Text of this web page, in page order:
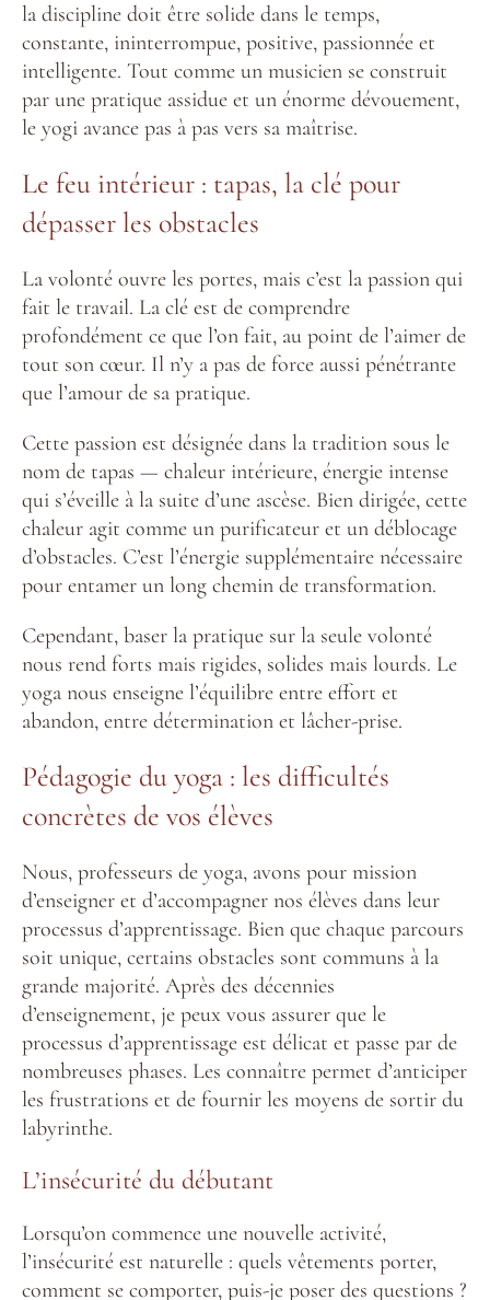
la discipline doit être solide dans le temps,
constante, ininterrompue, positive, passionnée et
intelligente. Tout comme un musicien se construit
par une pratique assidue et un énorme dévouement,
le yogi avance pas à pas vers sa maîtrise.
Le feu intérieur : tapas, la clé pour
dépasser les obstacles
La volonté ouvre les portes, mais c’est la passion qui
fait le travail. La clé est de comprendre
profondément ce que l’on fait, au point de l’aimer de
tout son cœur. Il n’y a pas de force aussi pénétrante
que l’amour de sa pratique.
Cette passion est désignée dans la tradition sous le
nom de tapas — chaleur intérieure, énergie intense
qui s’éveille à la suite d’une ascèse. Bien dirigée, cette
chaleur agit comme un purificateur et un déblocage
d’obstacles. C’est l’énergie supplémentaire nécessaire
pour entamer un long chemin de transformation.
Cependant, baser la pratique sur la seule volonté
nous rend forts mais rigides, solides mais lourds. Le
yoga nous enseigne l’équilibre entre effort et
abandon, entre détermination et lâcher-prise.
Pédagogie du yoga : les difficultés
concrètes de vos élèves
Nous, professeurs de yoga, avons pour mission
d’enseigner et d’accompagner nos élèves dans leur
processus d’apprentissage. Bien que chaque parcours
soit unique, certains obstacles sont communs à la
grande majorité. Après des décennies
d’enseignement, je peux vous assurer que le
processus d’apprentissage est délicat et passe par de
nombreuses phases. Les connaître permet d’anticiper
les frustrations et de fournir les moyens de sortir du
labyrinthe.
L’insécurité du débutant
Lorsqu’on commence une nouvelle activité,
l’insécurité est naturelle : quels vêtements porter,
comment se comporter, puis-je poser des questions ?